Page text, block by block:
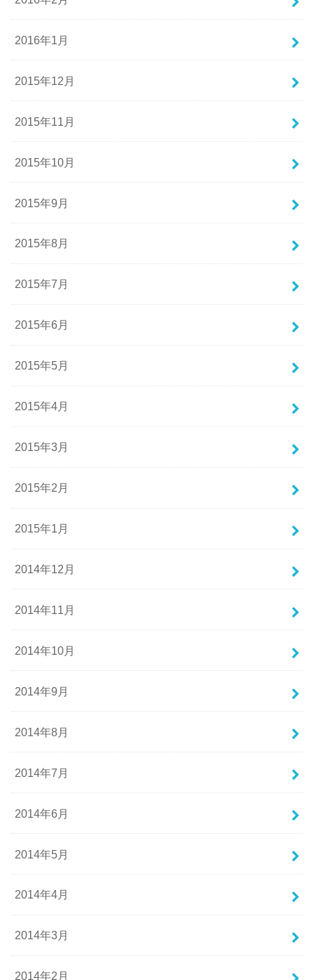
2016年1月
2015年12月
2015年11月
2015年10月
2015年9月
2015年8月
2015年7月
2015年6月
2015年5月
2015年4月
2015年3月
2015年2月
2015年1月
2014年12月
2014年11月
2014年10月
2014年9月
2014年8月
2014年7月
2014年6月
2014年5月
2014年4月
2014年3月
2014年2月